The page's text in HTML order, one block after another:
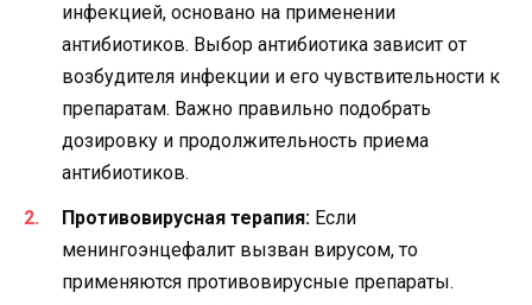
инфекцией, основано на применении
антибиотиков. Выбор антибиотика зависит от
возбудителя инфекции и его чувствительности к
препаратам. Важно правильно подобрать
дозировку и продолжительность приема
антибиотиков.
Противовирусная терапия: Если
менингоэнцефалит вызван вирусом, то
применяются противовирусные препараты.